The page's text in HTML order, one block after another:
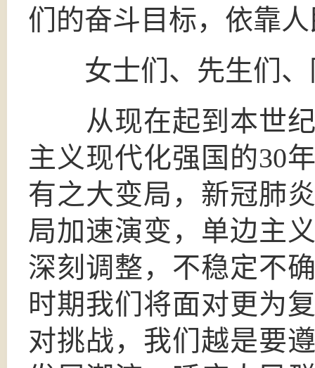
们的奋斗目标，依靠
女士们、先生们、
从现在起到本世纪
主义现代化强国的30
有之大变局，新冠肺
局加速演变，单边主
深刻调整，不稳定不
时期我们将面对更为
对挑战，我们越是要